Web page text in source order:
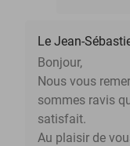
Le Jean-
Bonjour,
Nous vous
sommes ravis
satisfait.
Au plaisir de